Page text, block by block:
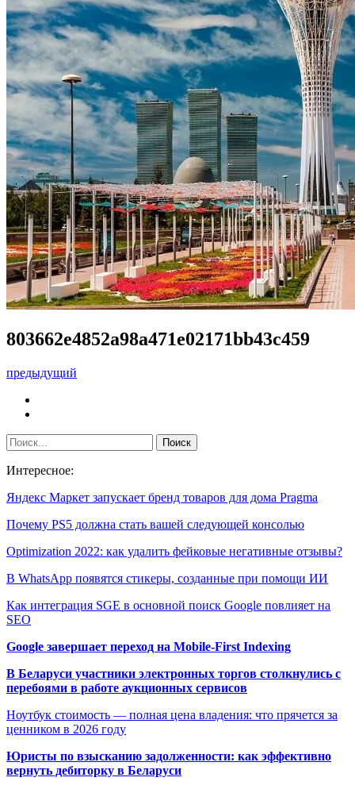
803662e4852a98a471e02171bb43c459
предыдущий
Интересное:
Яндекс Маркет запускает бренд товаров для дома Pragma
Почему PS5 должна стать вашей следующей консолью
Optimization 2022: как удалить фейковые негативные отзывы?
В WhatsApp появятся стикеры, созданные при помощи ИИ
Как интеграция SGE в основной поиск Google повлияет на
SEO
Google завершает переход на Mobile-First Indexing
В Беларуси участники электронных торгов столкнулись с
перебоями в работе аукционных сервисов
Ноутбук стоимость — полная цена владения: что прячется за
ценником в 2026 году
Юристы по взысканию задолженности: как эффективно
вернуть дебиторку в Беларуси